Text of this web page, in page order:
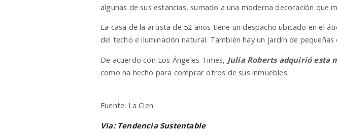
algunas de sus estancias, sumado a una moderna decoración que
La casa de la artista de 52 años tiene un despacho ubicado en el
del techo e iluminación natural. También hay un jardín de
De acuerdo con Los Ángeles Times, Julia Roberts adquirió esta
como ha hecho para comprar otros de sus inmuebles.
Fuente: La Cien
Via: Tendencia Sustentable